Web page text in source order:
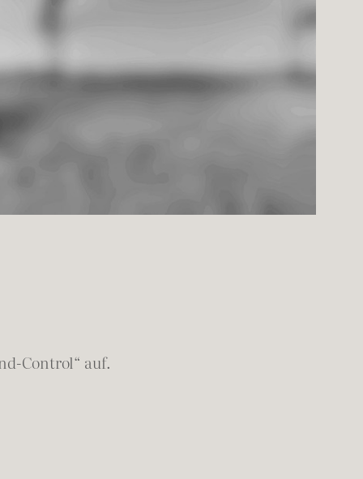
Control“ auf.